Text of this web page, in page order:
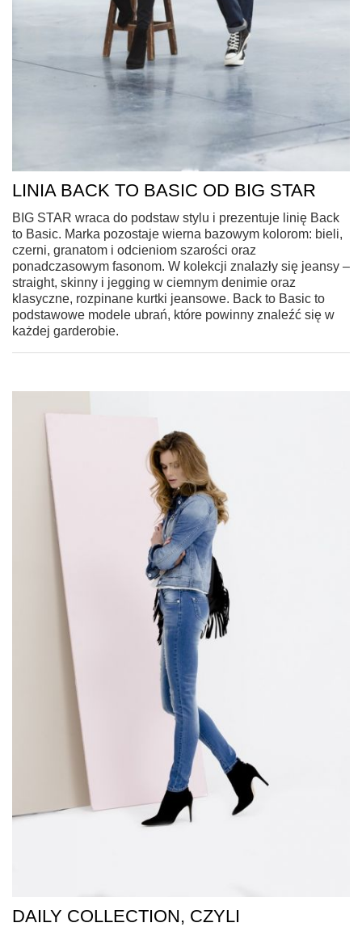
LINIA BACK TO BASIC OD BIG STAR
BIG STAR wraca do podstaw stylu i prezentuje linię Back
to Basic. Marka pozostaje wierna bazowym kolorom: bieli,
czerni, granatom i odcieniom szarości oraz
ponadczasowym fasonom. W kolekcji znalazły się jeansy –
straight, skinny i jegging w ciemnym denimie oraz
klasyczne, rozpinane kurtki jeansowe. Back to Basic to
podstawowe modele ubrań, które powinny znaleźć się w
każdej garderobie.
DAILY COLLECTION, CZYLI